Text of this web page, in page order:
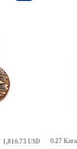
1,816.73 USD